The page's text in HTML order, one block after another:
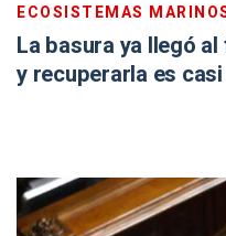
ECOSISTEMAS
La basura ya llegó
y recuperarla es